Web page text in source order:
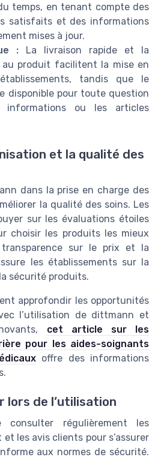
temps, en tenant compte des
satisfaits et des informations
mises à jour.
: La livraison rapide et la
au produit facilitent la mise en
tandis que le
disponible pour toute question
informations ou les articles
et la qualité des
dans la prise en charge des
la qualité des soins. Les
sur les évaluations étoiles
choisir les produits les mieux
sur le prix et la
les établissements sur la
sécurité produits.
approfondir les opportunités
l’utilisation de dittmann et
cet article sur les
pour les aides-soignants
offre des informations
lors de l’utilisation
régulièrement les
les avis clients pour s’assurer
aux normes de sécurité.